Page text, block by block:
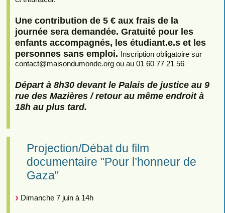
Une contribution de 5 € aux frais de la
journée sera demandée. Gratuité pour les
enfants accompagnés, les étudiant.e.s et les
personnes sans emploi. Inscription obligatoire sur
contact@maisondumonde.org ou au 01 60 77 21 56
Départ à 8h30 devant le Palais de justice au 9
rue des Mazières / retour au même endroit à
18h au plus tard.
Projection/Débat du film
documentaire "Pour l’honneur de
Gaza"
Dimanche 7 juin à 14h